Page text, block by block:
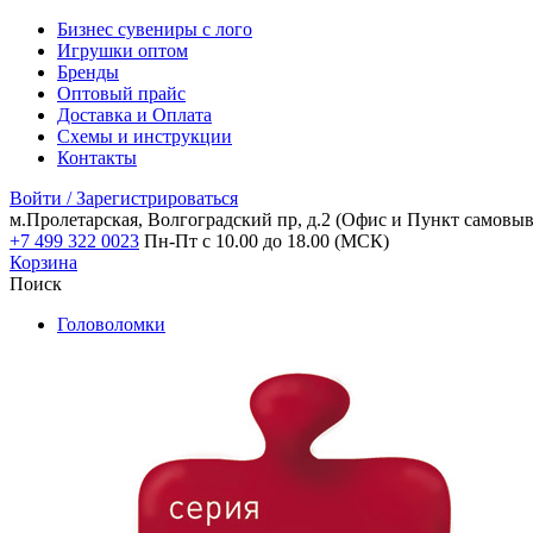
Бизнес сувениры с лого
Игрушки оптом
Бренды
Оптовый прайс
Доставка и Оплата
Схемы и инструкции
Контакты
Войти / Зарегистрироваться
м.Пролетарская, Волгоградский пр, д.2 (Офис и Пункт
+7 499 322 0023 Пн-Пт с 10.00 до 18.00 (МСК)
Корзина
Поиск
Головоломки